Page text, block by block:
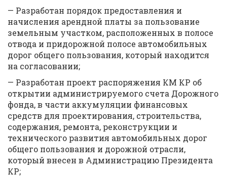
— Разработан порядок предоставления и
начисления арендной платы за пользование
земельным участком, расположенных в полосе
отвода и придорожной полосе автомобильных
дорог общего пользования, который находится
на согласовании;
— Разработан проект распоряжения КМ КР об
открытии администрируемого счета Дорожного
фонда, в части аккумуляции финансовых
средств для проектирования, строительства,
содержания, ремонта, реконструкции и
технического развития автомобильных дорог
общего пользования и дорожной отрасли,
который внесен в Администрацию Президента
КР;